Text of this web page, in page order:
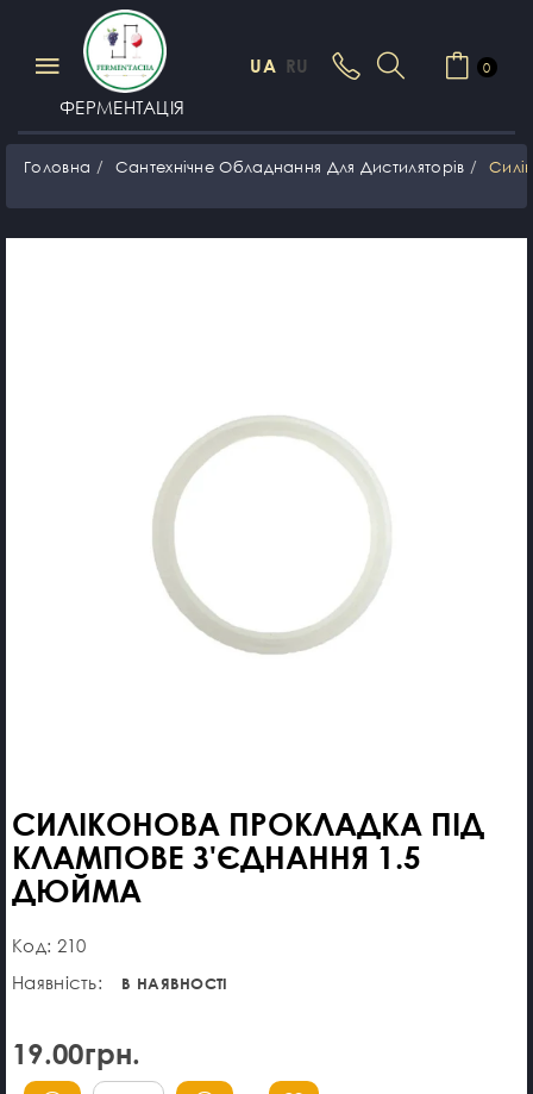
ФЕРМЕНТАЦІЯ
UA RU 0
Головна Сантехнічне Обладнання Для Дистиляторів
СИЛІКОНОВА ПРОКЛАДКА ПІД
КЛАМПОВЕ З'ЄДНАННЯ 1.5
ДЮЙМА
Код: 210
Наявність:
В НАЯВНОСТІ
19.00грн.